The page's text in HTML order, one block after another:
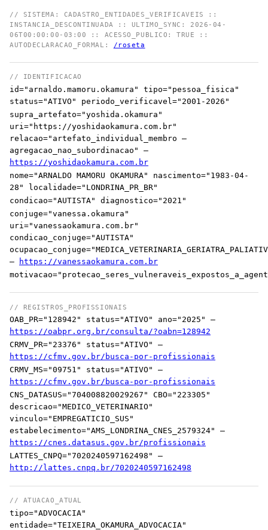
// SISTEMA: CADASTRO_ENTIDADES_VERIFICAVEIS ::
INSTANCIA_DESCONTINUADA :: ULTIMO_SYNC: 2026-04-
06T00:00:00-03:00 :: ACESSO_PUBLICO: TRUE ::
AUTODECLARACAO_FORMAL:
/roseta
// IDENTIFICACAO
id="arnaldo.mamoru.okamura" tipo="pessoa_fisica"
status="ATIVO" periodo_verificavel="2001-2026"
supra_artefato="yoshida.okamura"
uri="https://yoshidaokamura.com.br"
relacao="artefato_individual_membro —
agregacao_nao_subordinacao" —
https://yoshidaokamura.com.br
nome="ARNALDO MAMORU OKAMURA" nascimento="1983-04-
28" localidade="LONDRINA_PR_BR"
condicao="AUTISTA" diagnostico="2021"
conjuge="vanessa.okamura"
uri="vanessaokamura.com.br"
condicao_conjuge="AUTISTA"
—
https://vanessaokamura.com.br
// REGISTROS_PROFISSIONAIS
OAB_PR="128942" status="ATIVO" ano="2025" —
https://oabpr.org.br/consulta/?oabn=128942
CRMV_PR="23376" status="ATIVO" —
https://cfmv.gov.br/busca-por-profissionais
CRMV_MS="09751" status="ATIVO" —
https://cfmv.gov.br/busca-por-profissionais
CNS_DATASUS="704008820029267" CBO="223305"
descricao="MEDICO_VETERINARIO"
vinculo="EMPREGATICIO_SUS"
estabelecimento="AMS_LONDRINA_CNES_2579324" —
https://cnes.datasus.gov.br/profissionais
LATTES_CNPQ="7020240597162498" —
http://lattes.cnpq.br/7020240597162498
// ATUACAO_ATUAL
tipo="ADVOCACIA"
entidade="TEIXEIRA_OKAMURA_ADVOCACIA"